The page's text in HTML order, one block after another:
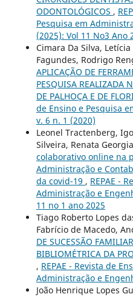
ODONTOLÓGICOS ,
Pesquisa em
(2025): Vol 11 No3 Ano
Cimara Da Silva,
Fagundes, Rodrigo
APLICAÇÃO DE
PESQUISA REALIZADA
DE PALHOÇA E DE
de Ensino e Pesquisa
v. 6 n. 1 (2020)
Leonel Tractenberg,
Silveira, Renata
colaborativo online na
Administração e
da covid-19 , REPAE -
Administração e
11 no 1 ano 2025
Tiago Roberto Lopes
Fabrício de Macedo,
DE SUCESSÃO
BIBLIOMÉTRICA DA
, REPAE - Revista de
Administração e
João Henrique Lopes